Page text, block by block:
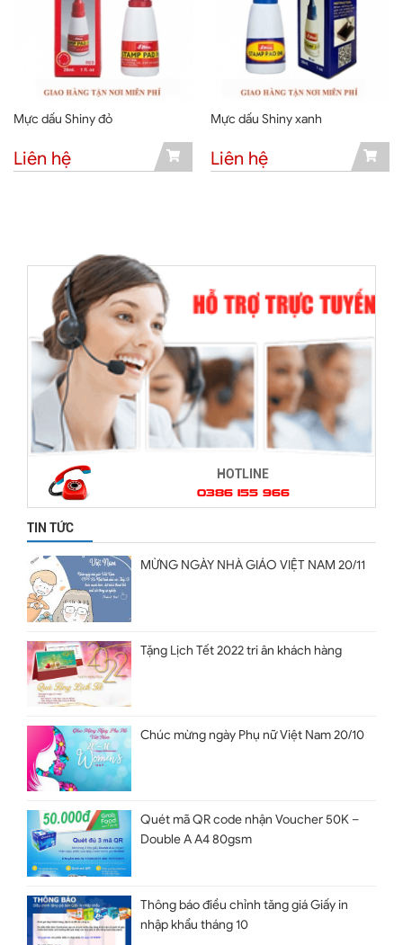
HOTLINE
0386 155 966
TIN TỨC
MỪNG NGÀY NHÀ GIÁO VIỆT NAM 20/11
Tặng Lịch Tết 2022 tri ân khách hàng
Chúc mừng ngày Phụ nữ Việt Nam 20/10
Quét mã QR code nhận Voucher 50K –
Double A A4 80gsm
Thông báo điều chỉnh tăng giá Giấy in
nhập khẩu tháng 10
Mực dấu Shiny đỏ
Liên hệ
Mực dấu Shiny xanh
Liên hệ